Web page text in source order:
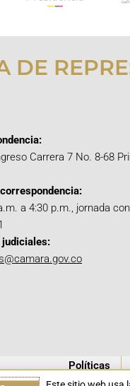
DE
Carrera 7 No. 8-68
a 4:30 p.m., jornada
Políticas